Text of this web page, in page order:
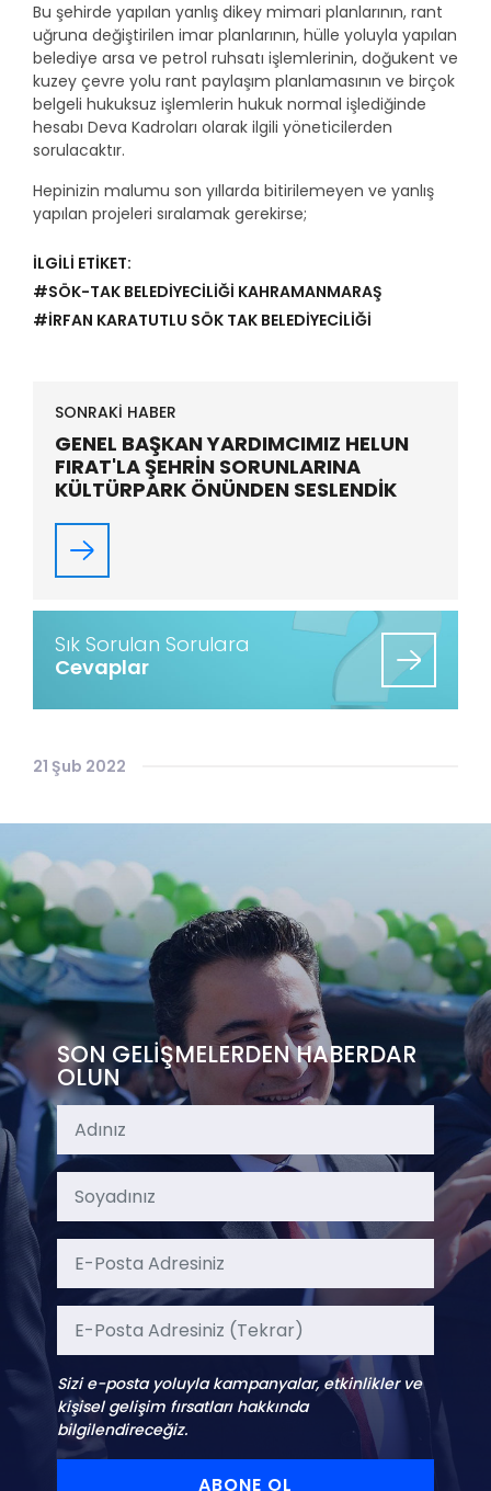
Bu şehirde yapılan yanlış dikey mimari planlarının, rant
uğruna değiştirilen imar planlarının, hülle yoluyla yapılan
belediye arsa ve petrol ruhsatı işlemlerinin, doğukent ve
kuzey çevre yolu rant paylaşım planlamasının ve birçok
belgeli hukuksuz işlemlerin hukuk normal işlediğinde
hesabı Deva Kadroları olarak ilgili yöneticilerden
sorulacaktır.
Hepinizin malumu son yıllarda bitirilemeyen ve yanlış
yapılan projeleri sıralamak gerekirse;
İLGİLİ ETİKET:
#SÖK-TAK BELEDİYECİLİĞİ KAHRAMANMARAŞ
#İRFAN KARATUTLU SÖK TAK BELEDİYECİLİĞİ
SONRAKİ HABER
GENEL BAŞKAN YARDIMCIMIZ HELUN
FIRAT'LA ŞEHRİN SORUNLARINA
KÜLTÜRPARK ÖNÜNDEN SESLENDİK
Sık Sorulan Sorulara
Cevaplar
21 Şub 2022
SON GELİŞMELERDEN HABERDAR
OLUN
Sizi e-posta yoluyla kampanyalar, etkinlikler ve
kişisel gelişim fırsatları hakkında
bilgilendireceğiz.
ABONE OL